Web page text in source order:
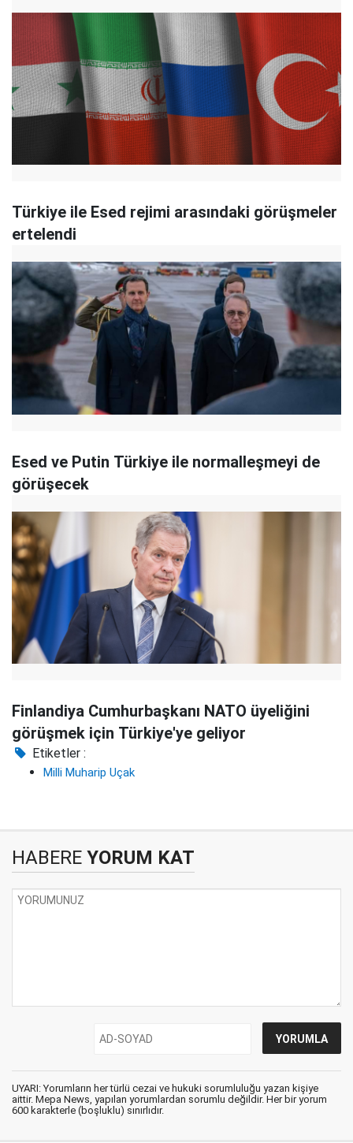
Türkiye ile Esed rejimi arasındaki görüşmeler
ertelendi
Esed ve Putin Türkiye ile normalleşmeyi de
görüşecek
Finlandiya Cumhurbaşkanı NATO üyeliğini
görüşmek için Türkiye'ye geliyor
Etiketler :
Milli Muharip Uçak
HABERE YORUM KAT
UYARI: Yorumların her türlü cezai ve hukuki sorumluluğu yazan kişiye
aittir. Mepa News, yapılan yorumlardan sorumlu değildir. Her bir yorum
600 karakterle (boşluklu) sınırlıdır.